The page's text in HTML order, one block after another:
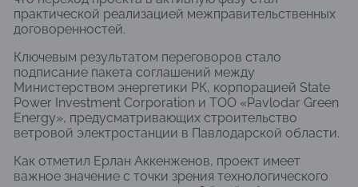
практической реализацией межправительственных
договоренностей.
Ключевым результатом переговоров стало
подписание пакета соглашений между
Министерством энергетики РК, корпорацией State
Power Investment Corporation и ТОО «Pavlodar Green
Energy», предусматривающих строительство
ветровой электростанции в Павлодарской области.
Как отметил Ерлан Аккенженов, проект имеет
важное значение с точки зрения технологического